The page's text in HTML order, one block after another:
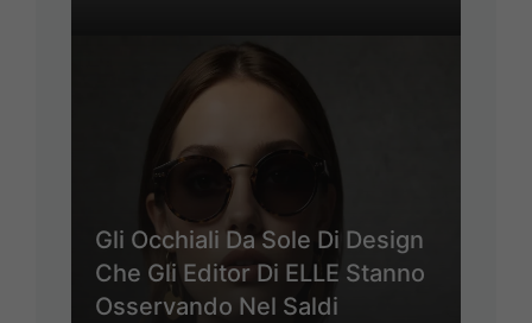
Gli Occhiali Da Sole Di Design
Che Gli Editor Di ELLE Stanno
Osservando Nel Saldi